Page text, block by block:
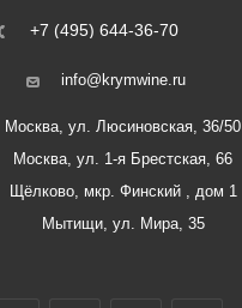
+7 (495) 644-36-70
info@krymwine.ru
Москва, ул. Люсиновская, 36/50
Москва, ул. 1-я Брестская, 66
Щёлково, мкр. Финский , дом 1
Мытищи, ул. Мира, 35